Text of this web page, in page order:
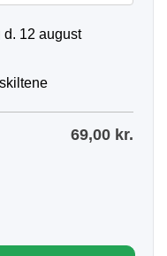
d. 12 august
69,00 kr.